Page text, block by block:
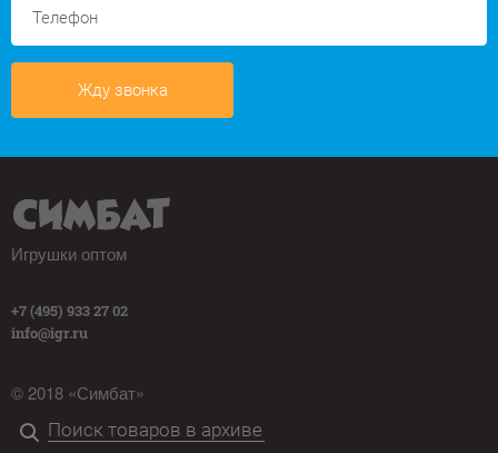
Жду звонка
Игрушки оптом
+7 (495) 933 27 02
info@igr.ru
© 2018 «Симбат»